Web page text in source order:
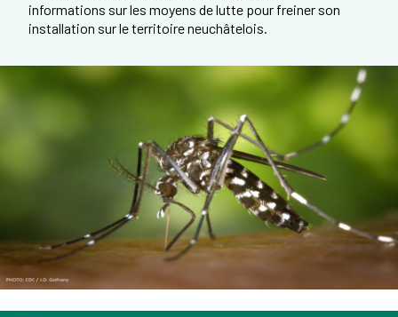
informations sur les moyens de lutte pour freiner son
installation sur le territoire neuchâtelois.